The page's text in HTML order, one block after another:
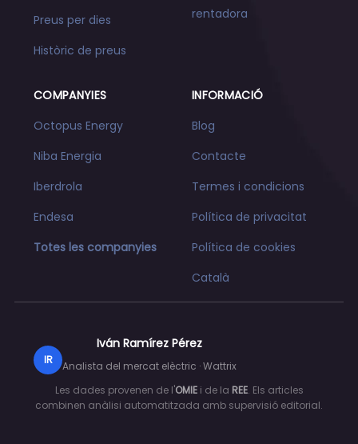
Preus per dies
Històric de preus
rentadora
COMPANYIES
Octopus Energy
Niba Energia
Iberdrola
Endesa
Totes les companyies
INFORMACIÓ
Blog
Contacte
Termes i condicions
Política de privacitat
Política de cookies
Català
IR
Iván Ramírez Pérez
Analista del mercat elèctric · Wattrix
Les dades provenen de l'OMIEi de la REE. Els articles
combinen anàlisi automatitzada amb supervisió editorial.